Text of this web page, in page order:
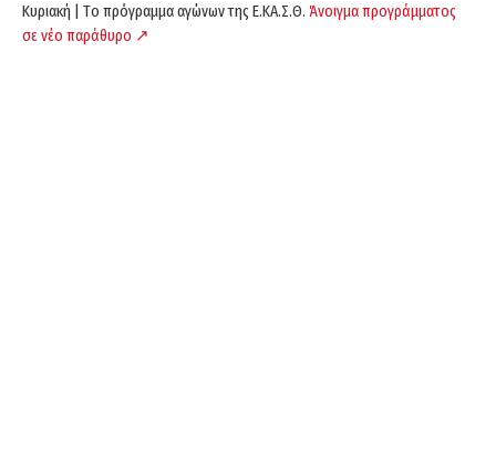
Κυριακή | Tο πρόγραμμα αγώνων της Ε.ΚΑ.Σ.Θ. Άνοιγμα προγράμματος
σε νέο παράθυρο ↗️